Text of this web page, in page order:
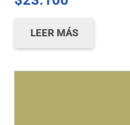
LEER MÁS